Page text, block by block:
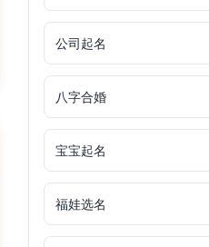
公司起名
八字合婚
宝宝起名
福娃选名